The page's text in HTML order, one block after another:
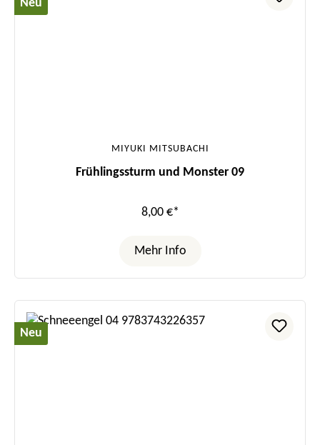
Neu
MIYUKI MITSUBACHI
Frühlingssturm und Monster 09
8,00 €*
Mehr Info
Neu